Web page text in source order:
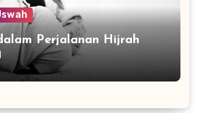
Perjalanan Hijrah